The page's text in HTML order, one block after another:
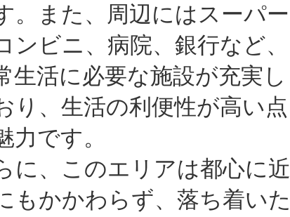
。また、周辺にはスーパー
ンビニ、病院、銀行など、
生活に必要な施設が充実し
り、生活の利便性が高い点
力です。
に、このエリアは都心に近
もかかわらず、落ち着いた